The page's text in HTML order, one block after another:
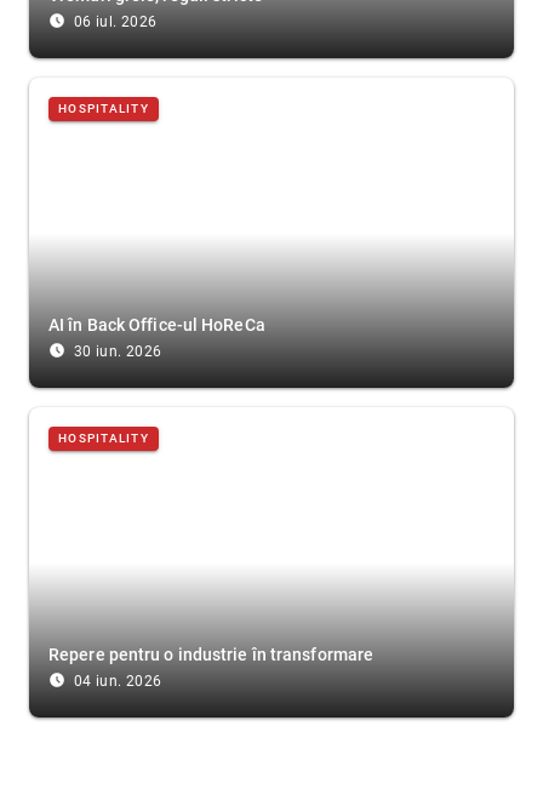
access_time_filled 06 iul. 2026
HOSPITALITY
AI în Back Office-ul HoReCa
access_time_filled 30 iun. 2026
HOSPITALITY
Repere pentru o industrie în transformare
access_time_filled 04 iun. 2026